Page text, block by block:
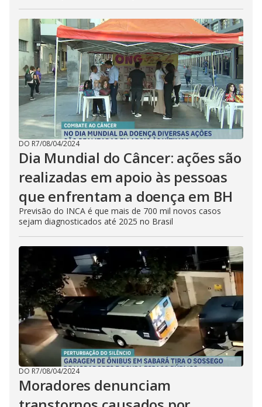
DO R7/08/04/2024
Dia Mundial do Câncer: ações são
realizadas em apoio às pessoas
que enfrentam a doença em BH
Previsão do INCA é que mais de 700 mil novos casos
sejam diagnosticados até 2025 no Brasil
DO R7/08/04/2024
Moradores denunciam